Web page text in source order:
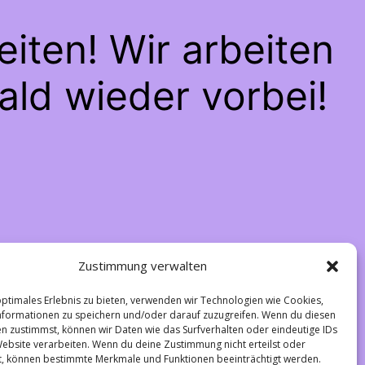
Zustimmung verwalten
Erlebnis zu bieten, verwenden wir Technologien wie Cookies,
zu speichern und/oder darauf zuzugreifen. Wenn du diesen
zustimmst, können wir Daten wie das Surfverhalten oder eindeutige IDs
verarbeiten. Wenn du deine Zustimmung nicht erteilst oder
können bestimmte Merkmale und Funktionen beeinträchtigt werden.
Wir arbeiten
wieder vorbei!